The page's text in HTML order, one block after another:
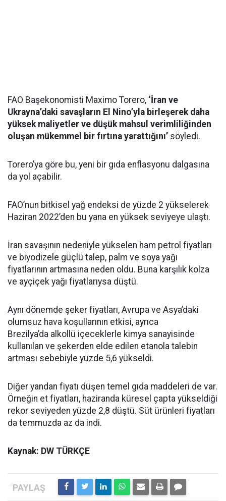
FAO Başekonomisti Maximo Torero, ‘İran ve
Ukrayna’daki savaşların El Nino’yla birleşerek daha
yüksek maliyetler ve düşük mahsul verimliliğinden
oluşan mükemmel bir fırtına yarattığını’ söyledi.
Torero’ya göre bu, yeni bir gıda enflasyonu dalgasına
da yol açabilir.
FAO’nun bitkisel yağ endeksi de yüzde 2 yükselerek
Haziran 2022’den bu yana en yüksek seviyeye ulaştı.
İran savaşının nedeniyle yükselen ham petrol fiyatları
ve biyodizele güçlü talep, palm ve soya yağı
fiyatlarının artmasına neden oldu. Buna karşılık kolza
ve ayçiçek yağı fiyatlarıysa düştü.
Aynı dönemde şeker fiyatları, Avrupa ve Asya’daki
olumsuz hava koşullarının etkisi, ayrıca
Brezilya’da alkollü içeceklerle kimya sanayisinde
kullanılan ve şekerden elde edilen etanola talebin
artması sebebiyle yüzde 5,6 yükseldi.
Diğer yandan fiyatı düşen temel gıda maddeleri de var.
Örneğin et fiyatları, haziranda küresel çapta yükseldiği
rekor seviyeden yüzde 2,8 düştü. Süt ürünleri fiyatları
da temmuzda az da indi.
Kaynak: DW TÜRKÇE